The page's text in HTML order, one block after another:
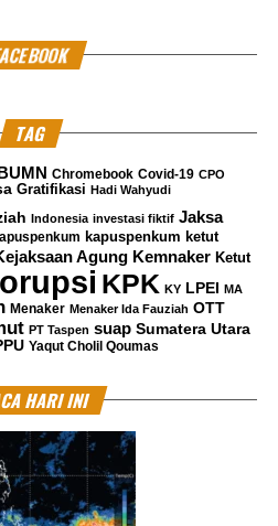
TAG
Chromebook Covid-19 CPO
Gratifikasi Hadi Wahyudi
Indonesia investasi fiktif Jaksa
kapuspenkum ketut
Agung Kemnaker Ketut
KPK KY LPEI MA
Menaker Menaker Ida Fauziah OTT
PT Taspen suap Sumatera Utara
Yaqut Cholil Qoumas
HARI INI